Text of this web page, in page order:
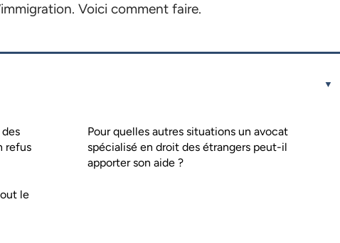
Voici comment faire.
refus
le
Pour quelles autres situations un avocat
spécialisé en droit des étrangers peut-il
apporter son aide ?